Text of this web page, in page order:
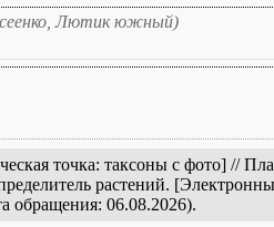
Лютик южный)
точка: таксоны с фото] //
растений.
обращения: 06.08.2026).